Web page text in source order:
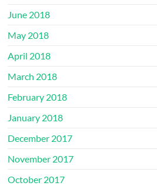
June 2018
May 2018
April 2018
March 2018
February 2018
January 2018
December 2017
November 2017
October 2017